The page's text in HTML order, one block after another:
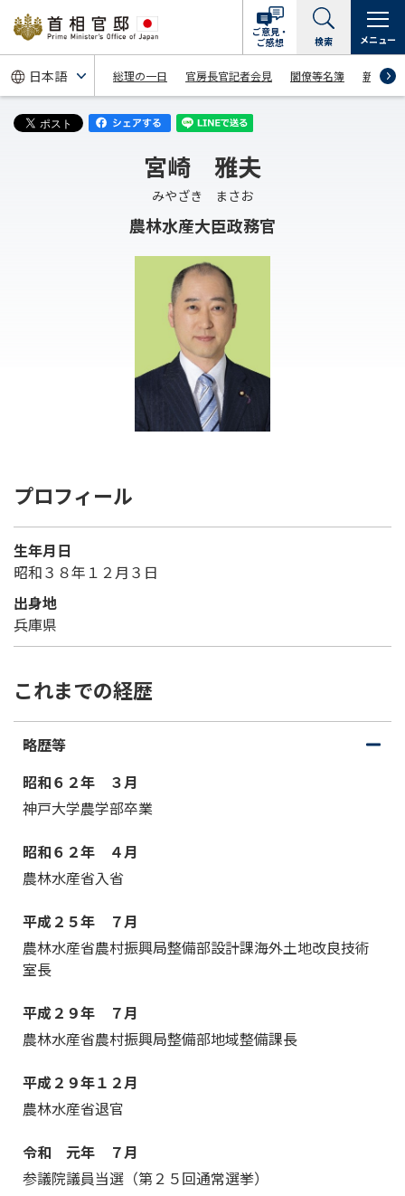
総理の一日 官房長官記者会見 閣僚等名簿 新着情報
ご意見・
ご感想
検索 メニュー
宮崎 雅夫
みやざき まさお
農林水産大臣政務官
プロフィール
生年月日
昭和３８年１２月３日
出身地
兵庫県
これまでの経歴
略歴等
開
閉
昭和６２年 ３月
神戸大学農学部卒業
昭和６２年 ４月
農林水産省入省
平成２５年 ７月
農林水産省農村振興局整備部設計課海外土地改良技術
室長
平成２９年 ７月
農林水産省農村振興局整備部地域整備課長
平成２９年１２月
農林水産省退官
令和 元年 ７月
参議院議員当選（第２５回通常選挙）